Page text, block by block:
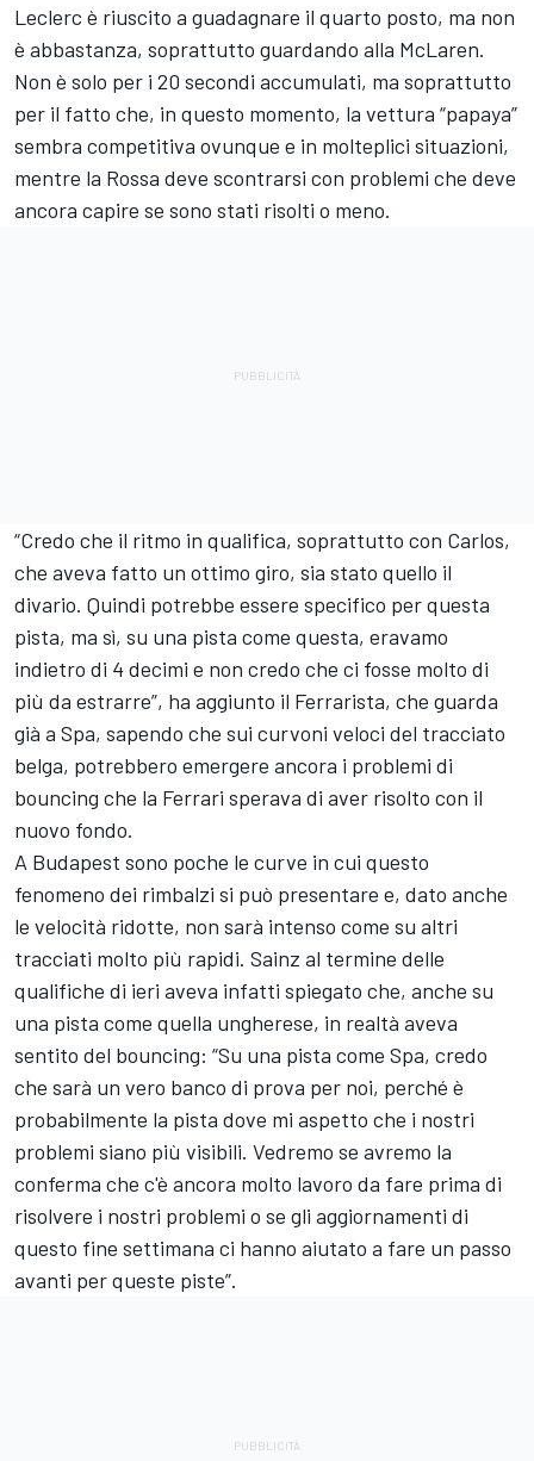
Leclerc è riuscito a guadagnare il quarto posto, ma non
è abbastanza, soprattutto guardando alla McLaren.
Non è solo per i 20 secondi accumulati, ma soprattutto
per il fatto che, in questo momento, la vettura “papaya”
sembra competitiva ovunque e in molteplici situazioni,
mentre la Rossa deve scontrarsi con problemi che deve
ancora capire se sono stati risolti o meno.
“Credo che il ritmo in qualifica, soprattutto con Carlos,
che aveva fatto un ottimo giro, sia stato quello il
divario. Quindi potrebbe essere specifico per questa
pista, ma sì, su una pista come questa, eravamo
indietro di 4 decimi e non credo che ci fosse molto di
più da estrarre”, ha aggiunto il Ferrarista, che guarda
già a Spa, sapendo che sui curvoni veloci del tracciato
belga, potrebbero emergere ancora i problemi di
bouncing che la Ferrari sperava di aver risolto con il
nuovo fondo.
A Budapest sono poche le curve in cui questo
fenomeno dei rimbalzi si può presentare e, dato anche
le velocità ridotte, non sarà intenso come su altri
tracciati molto più rapidi. Sainz al termine delle
qualifiche di ieri aveva infatti spiegato che, anche su
una pista come quella ungherese, in realtà aveva
sentito del bouncing: “Su una pista come Spa, credo
che sarà un vero banco di prova per noi, perché è
probabilmente la pista dove mi aspetto che i nostri
problemi siano più visibili. Vedremo se avremo la
conferma che c'è ancora molto lavoro da fare prima di
risolvere i nostri problemi o se gli aggiornamenti di
questo fine settimana ci hanno aiutato a fare un passo
avanti per queste piste”.